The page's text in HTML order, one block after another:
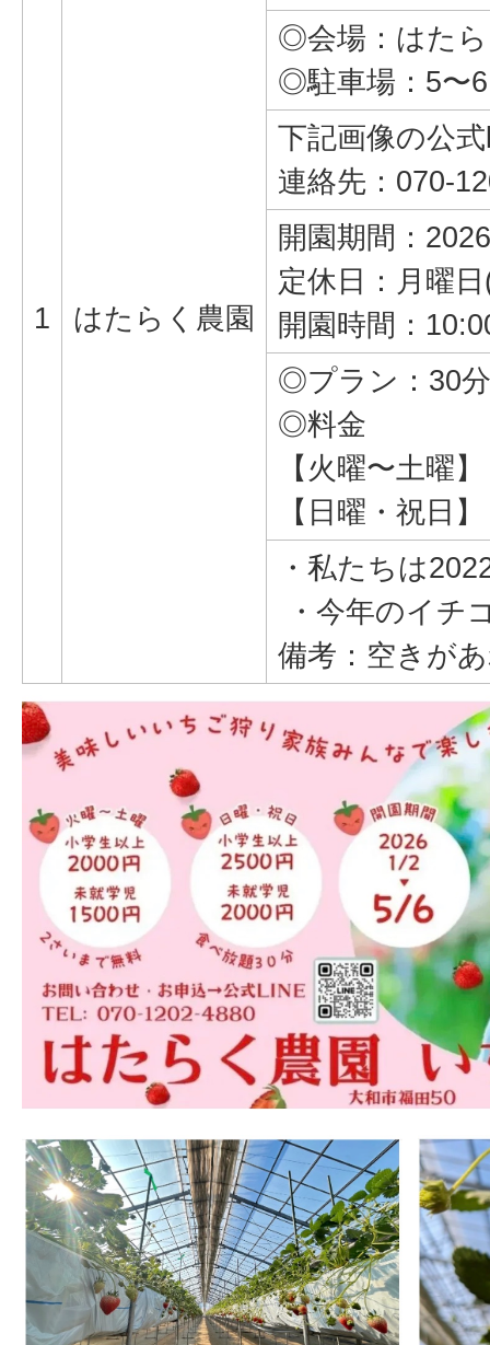
1 はたらく農園
◎会場：はたら
◎駐車場：5〜
下記画像の公
連絡先：070-
開園期間：
定休日：月曜
開園時間：
◎プラン：30
◎料金
【火曜〜土曜
【日曜・祝日
・私たちは
・今年のイチ
備考：空きが